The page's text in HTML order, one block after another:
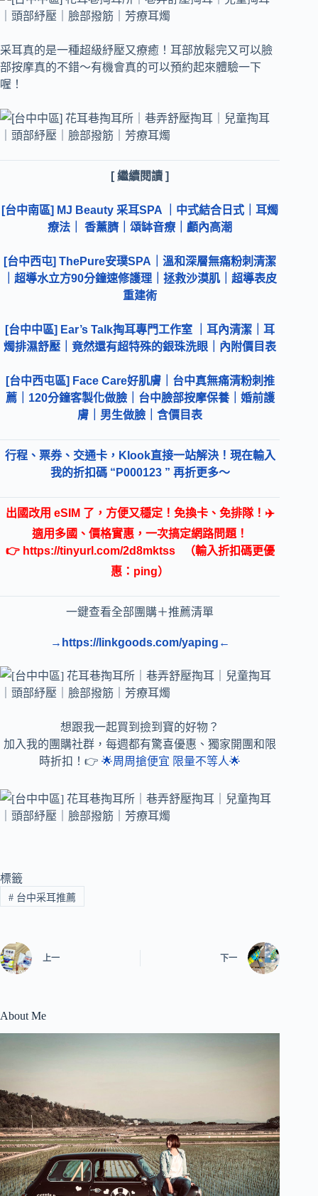
采耳真的是一種超級紓壓又療癒！耳部放鬆完又可以臉
部按摩真的不錯～有機會真的可以預約起來體驗一下
喔！
[ 繼續閱讀 ]
[台中南區] MJ Beauty 采耳SPA ｜中式結合日式｜耳燭
療法｜ 香薰臍｜頌缽音療｜顱內高潮
[台中西屯] ThePure安璞SPA｜溫和深層無痛粉刺清潔
｜超導水立方90分鐘速修護理｜拯救沙漠肌｜超導表皮
重建術
[台中中區] Ear’s Talk掏耳專門工作室 ｜耳內清潔｜耳
燭排濕舒壓｜竟然還有超特殊的銀珠洗眼｜內附價目表
[台中西屯區] Face Care好肌膚｜台中真無痛清粉刺推
薦｜120分鐘客製化做臉｜台中臉部按摩保養｜婚前護
膚｜男生做臉｜含價目表
行程、票券、交通卡，Klook直接一站解決！現在輸入
我的折扣碼 “P000123 ” 再折更多～
出國改用 eSIM 了，方便又穩定！免換卡、免排隊！✈️
適用多國、價格實惠，一次搞定網路問題！
👉 https://tinyurl.com/2d8mktss
（輸入折扣碼更優
惠：ping）
一鍵查看全部團購＋推薦清單
→https://linkgoods.com/yaping←
想跟我一起買到撿到寶的好物？
加入我的團購社群，每週都有驚喜優惠、獨家開團和限
時折扣！👉🌟周周搶便宜 限量不等人🌟
標籤
#台中采耳推薦
上一 下一
About Me